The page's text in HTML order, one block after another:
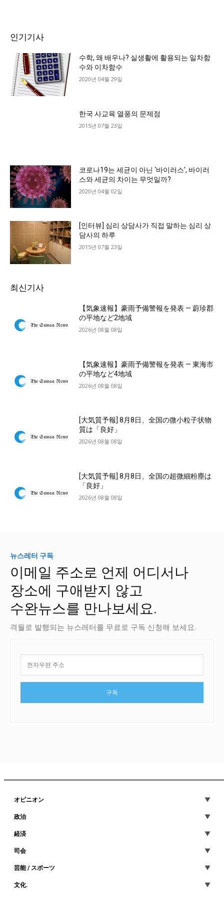
인기기사
수학, 왜 배우나? 실생활에 활용되는 일차함
수와 이차함수
2020년 04월 29일
한국 사교육 열풍의 문제점
2015년 07월 23일
코로나19는 세균이 아닌 ‘바이러스’, 바이러
스와 세균의 차이는 무엇일까?
2020년 04월 02일
[인터뷰] 심리 상담사가 직접 말하는 심리 상
담사의 하루
2015년 07월 23일
최신기사
【気象速報】豪雨予備警報を発表 — 蔚珍郡
の平地など2地域
2026년 08월 08일
【気象速報】豪雨予備警報を発表 — 東海市
の平地など4地域
2026년 08월 08일
[大気質予報] 8月8日、全国の微小粒子状物
質は「良好」
2026년 08월 08일
[大気質予報] 8月8日、全国の超微細粉塵は
「良好」
2026년 08월 08일
뉴스레터 구독
이메일 주소로 언제 어디서나
장소에 구애받지 않고
수완뉴스를 만나보세요.
격월로 발행되는 뉴스레터를 무료로 구독 신청해 보세요.
구독
オピニオン
政治
経済
司会
芸能 / スポーツ
文化.